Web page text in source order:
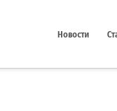
Новости